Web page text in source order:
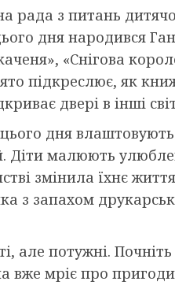
рада з питань
дня народився
«Снігова
підкреслює, як
двері в інші
дня
Діти малюють
змінила їхнє
з запахом
але потужні.
вже мріє про